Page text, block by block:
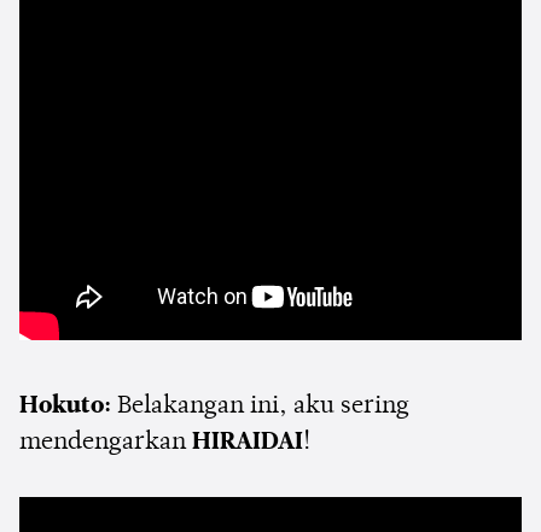
Hokuto: Belakangan ini, aku sering
mendengarkan HIRAIDAI!